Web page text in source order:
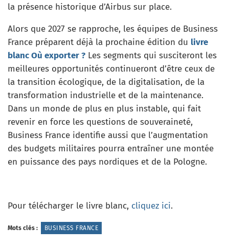
la présence historique d’Airbus sur place.
Alors que 2027 se rapproche, les équipes de Business
France préparent déjà la prochaine édition du livre
blanc Où exporter ? Les segments qui susciteront les
meilleures opportunités continueront d’être ceux de
la transition écologique, de la digitalisation, de la
transformation industrielle et de la maintenance.
Dans un monde de plus en plus instable, qui fait
revenir en force les questions de souveraineté,
Business France identifie aussi que l’augmentation
des budgets militaires pourra entraîner une montée
en puissance des pays nordiques et de la Pologne.
Pour télécharger le livre blanc, cliquez ici.
Mots clés : BUSINESS FRANCE